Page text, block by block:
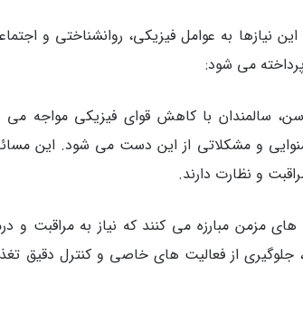
این نیازها به عوامل فیزیکی، روانشناختی و
پرداخته می‌ شود:
سالمندان با کاهش قوای فیزیکی مواجه
و مشکلاتی از این دست می‌ شود. این
و نظارت دارند.
مزمن مبارزه می‌ کنند که نیاز به مراقبت و
از فعالیت های خاصی و کنترل دقیق